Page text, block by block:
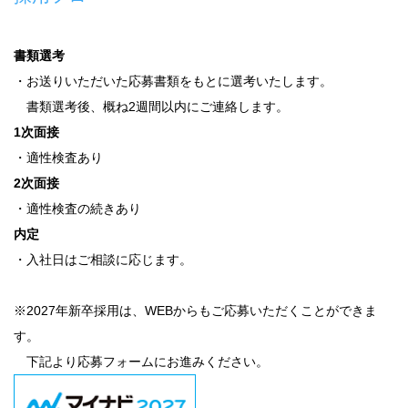
書類選考
・お送りいただいた応募書類をもとに選考いたします。
書類選考後、概ね2週間以内にご連絡します。
1次面接
・適性検査あり
2次面接
・適性検査の続きあり
内定
・入社日はご相談に応じます。
※2027年新卒採用は、WEBからもご応募いただくことができま
す。
下記より応募フォームにお進みください。